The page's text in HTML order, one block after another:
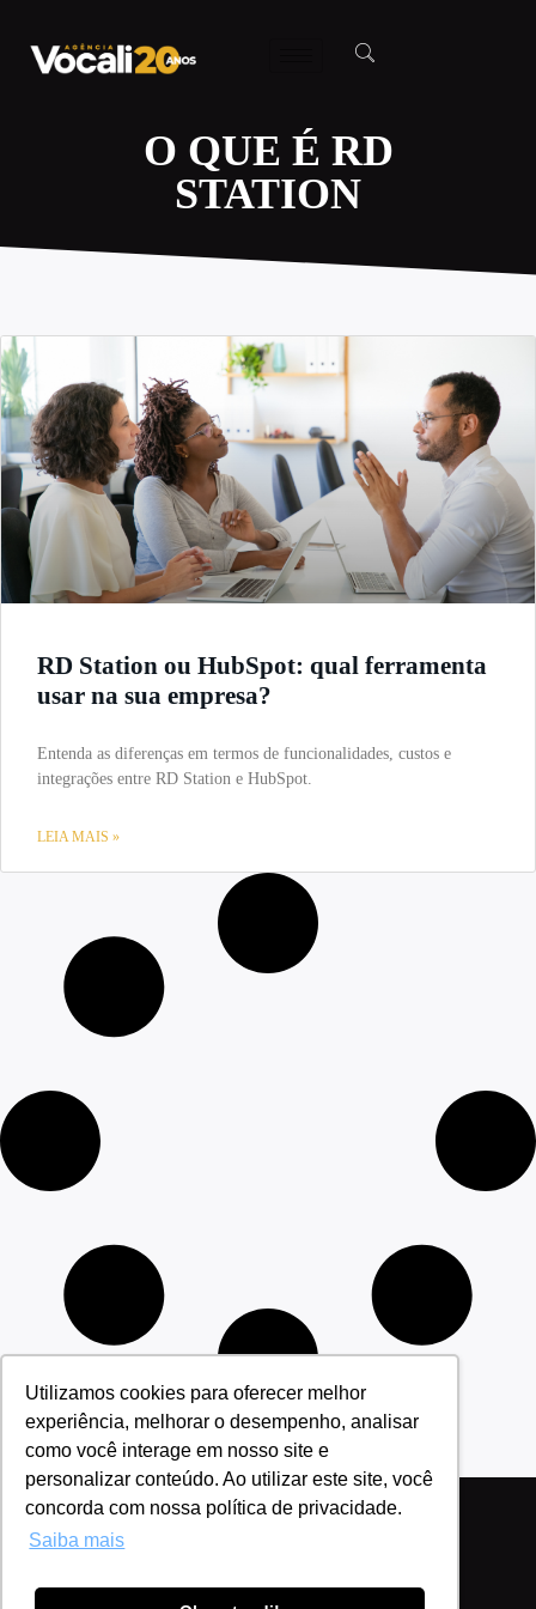
Utilizamos cookies para oferecer melhor
experiência, melhorar o desempenho, analisar
como você interage em nosso site e
personalizar conteúdo. Ao utilizar este site, você
concorda com nossa política de privacidade.
Saiba mais
O QUE É RD
STATION
RD Station ou HubSpot: qual ferramenta
usar na sua empresa?
Entenda as diferenças em termos de funcionalidades, custos e
integrações entre RD Station e HubSpot.
LEIA MAIS »